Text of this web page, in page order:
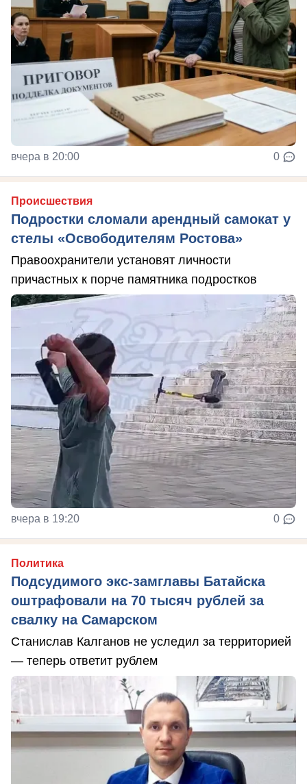
вчера в 20:00 0
Происшествия
Подростки сломали арендный самокат у
стелы «Освободителям Ростова»
Правоохранители установят личности
причастных к порче памятника подростков
вчера в 19:20 0
Политика
Подсудимого экс-замглавы Батайска
оштрафовали на 70 тысяч рублей за
свалку на Самарском
Станислав Калганов не уследил за территорией
— теперь ответит рублем